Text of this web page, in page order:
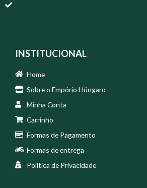
INSTITUCIONAL
Home
Sobre o Empório Húngaro
Minha Conta
Carrinho
Formas de Pagamento
Formas de entrega
Política de Privacidade